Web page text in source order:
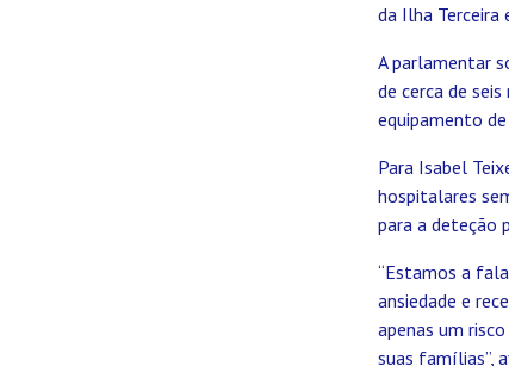
da Ilha Terceira
A parlamentar
de cerca de
equipamento
Para Isabel
hospitalares
para a deteção
“Estamos a
ansiedade e
apenas um
suas famílias”,